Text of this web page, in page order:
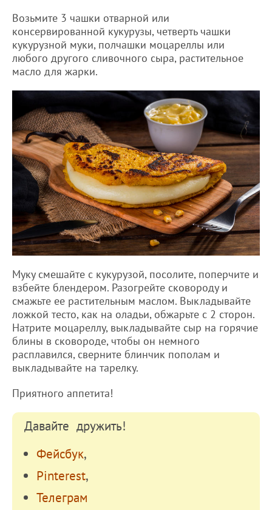
Возьмите 3 чашки отварной или
консервированной кукурузы, четверть чашки
кукурузной муки, полчашки моцареллы или
любого другого сливочного сыра, растительное
масло для жарки.
Муку смешайте с кукурузой, посолите, поперчите и
взбейте блендером. Разогрейте сковороду и
смажьте ее растительным маслом. Выкладывайте
ложкой тесто, как на оладьи, обжарьте с 2 сторон.
Натрите моцареллу, выкладывайте сыр на горячие
блины в сковороде, чтобы он немного
расплавился, сверните блинчик пополам и
выкладывайте на тарелку.
Приятного аппетита!
Давайте дружить!
Фейсбук,
Pinterest,
Телеграм